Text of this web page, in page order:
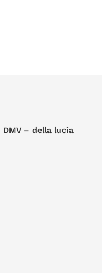
DMV – della lucia